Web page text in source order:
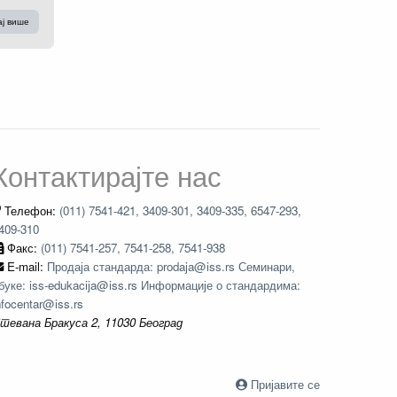
више
нас
Телефон: (011) 7541-421, 3409-301, 3409-335, 6547-293,
310
Факс: (011) 7541-257, 7541-258, 7541-938
E-mail: Продаја стандарда: prodaja@iss.rs Семинари,
iss-edukacija@iss.rs Информације о стандардима:
Бракуса 2, 11030 Београд
Пријавите се